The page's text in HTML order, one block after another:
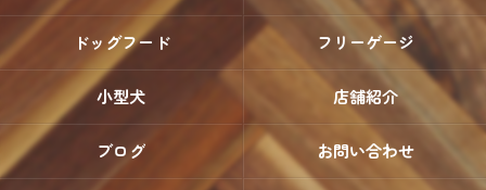
ドッグフード フリーゲージ
小型犬 店舗紹介
ブログ お問い合わせ